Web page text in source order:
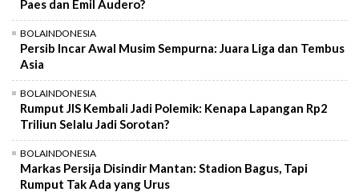
Paes dan Emil Audero?
BOLAINDONESIA
Persib Incar Awal Musim Sempurna: Juara Liga dan Tembus
Asia
BOLAINDONESIA
Rumput JIS Kembali Jadi Polemik: Kenapa Lapangan Rp2
Triliun Selalu Jadi Sorotan?
BOLAINDONESIA
Markas Persija Disindir Mantan: Stadion Bagus, Tapi
Rumput Tak Ada yang Urus